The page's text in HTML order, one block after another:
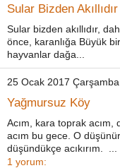
Sular Bizden Akıllıdır
Sular bizden akıllıdır,
önce, karanlığa Büyük
hayvanlar dağa...
25 Ocak 2017 Çarşamba
Yağmursuz Köy
Acım, kara toprak
acım bu gece. O
düşündükçe acıkırım. ...
1 yorum: